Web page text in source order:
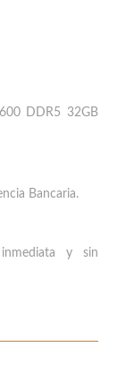
DDR5 32GB
Bancaria.
y sin